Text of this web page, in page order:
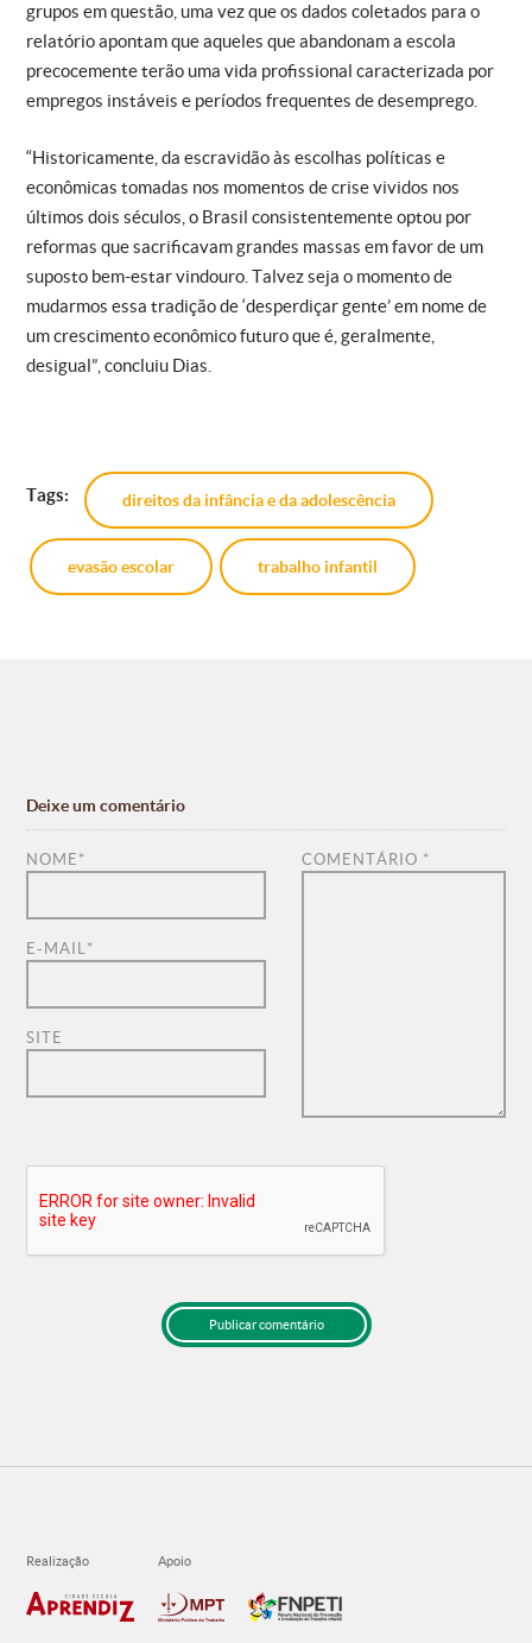
grupos em questão, uma vez que os dados coletados para o
relatório apontam que aqueles que abandonam a escola
precocemente terão uma vida profissional caracterizada por
empregos instáveis e períodos frequentes de desemprego.
“Historicamente, da escravidão às escolhas políticas e
econômicas tomadas nos momentos de crise vividos nos
últimos dois séculos, o Brasil consistentemente optou por
reformas que sacrificavam grandes massas em favor de um
suposto bem-estar vindouro. Talvez seja o momento de
mudarmos essa tradição de ‘desperdiçar gente’ em nome de
um crescimento econômico futuro que é, geralmente,
desigual”, concluiu Dias.
Tags: direitos da infância e da adolescência
evasão escolar trabalho infantil
Deixe um comentário
COMENTÁRIO *
NOME *
E-MAIL *
SITE